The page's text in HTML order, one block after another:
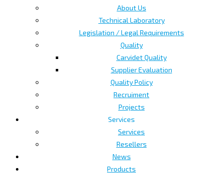
About Us
Technical Laboratory
Legislation / Legal Requirements
Quality
Carvidet Quality
Supplier Evaluation
Quality Policy
Recruiment
Projects
Services
Services
Resellers
News
Products